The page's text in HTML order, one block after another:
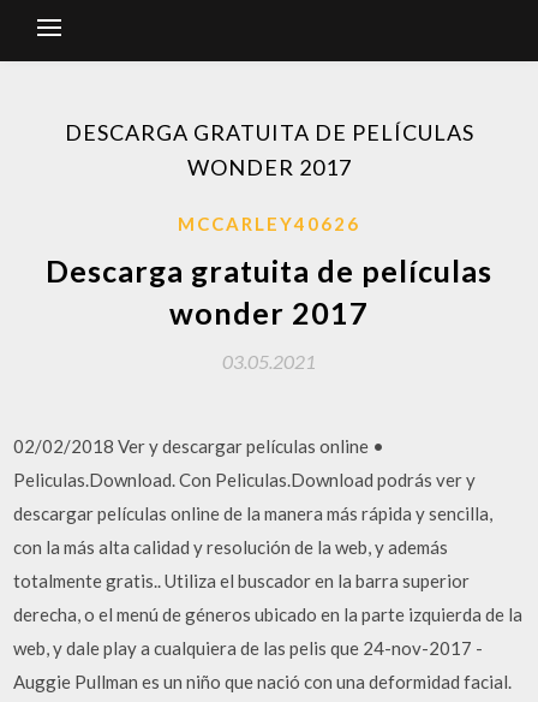
DESCARGA GRATUITA DE PELÍCULAS
WONDER 2017
MCCARLEY40626
Descarga gratuita de películas
wonder 2017
03.05.2021
02/02/2018 Ver y descargar películas online •
Peliculas.Download. Con Peliculas.Download podrás ver y
descargar películas online de la manera más rápida y sencilla,
con la más alta calidad y resolución de la web, y además
totalmente gratis.. Utiliza el buscador en la barra superior
derecha, o el menú de géneros ubicado en la parte izquierda de la
web, y dale play a cualquiera de las pelis que 24-nov-2017 -
Auggie Pullman es un niño que nació con una deformidad facial.